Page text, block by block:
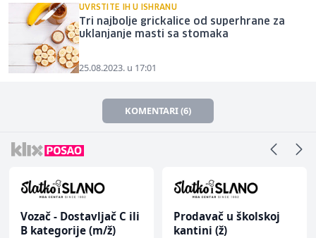
UVRSTITE IH U ISHRANU
Tri najbolje grickalice od superhrane za
uklanjanje masti sa stomaka
25.08.2023. u 17:01
KOMENTARI (6)
Vozač - Dostavljač C ili
B kategorije (m/ž)
Prodavač u školskoj
kantini (ž)